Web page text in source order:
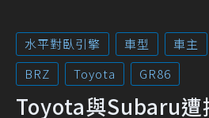
水平對臥引擎 車型 車主
BRZ
Toyota GR86
Toyota與Subaru遭